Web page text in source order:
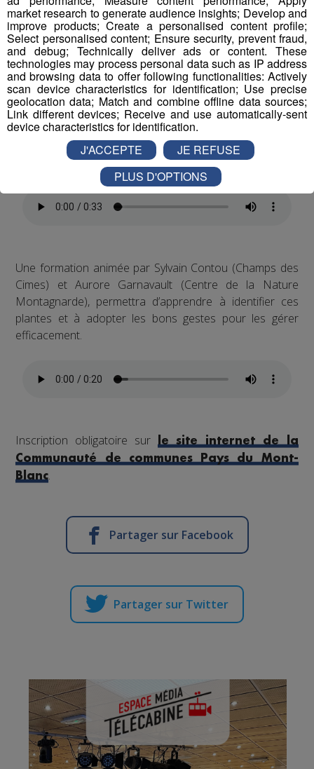
cohabitation et sentiers de montagne à la Communauté
de communes Pays du Mont-Blanc.
Ces mauvaises plantes colonisent aussi bien les bords
de routes et les alpages de nos vallées que nos propres
Une formation animée par Sylvain Contou (Champs des
Cimes) et Aurore Garnavault (Centre de la Nature
Montagnarde), permettra d’apprendre à identifier ces
plantes et à adopter les bons gestes pour les gérer
efficacement.
Inscription obligatoire sur
le site internet de la
Communauté de communes Pays du Mont-
Blanc.
Partager sur Facebook
Partager sur Twitter
market research to generate audience insights; Develop and
improve products; Create a personalised content profile;
Select personalised content; Ensure security, prevent fraud,
and debug; Technically deliver ads or content. These
technologies may process personal data such as IP address
and browsing data to offer following functionalities: Actively
scan device characteristics for identification; Use precise
geolocation data; Match and combine offline data sources;
Link different devices; Receive and use automatically-sent
device characteristics for identification.
J'ACCEPTE
JE REFUSE
PLUS D'OPTIONS